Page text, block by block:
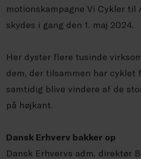
motionskampagne Vi Cykler til
skydes i gang den 1. maj 2024.
Her dyster flere tusinde
dem, der tilsammen har cyklet
samtidig blive vindere af de
på højkant.
Dansk Erhverv bakker op
Dansk Erhvervs adm. direktør